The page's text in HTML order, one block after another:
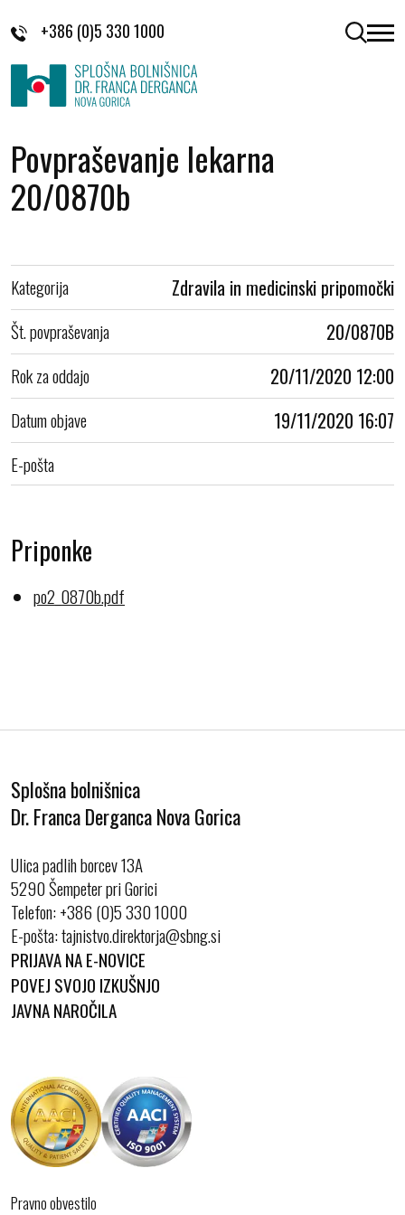
+386 (0)5 330 1000 odpri
Povpraševanje lekarna
20/0870b
Kategorija Zdravila in medicinski pripomočki
Št. povpraševanja 20/0870B
Rok za oddajo 20/11/2020 12:00
Datum objave 19/11/2020 16:07
E-pošta
Priponke
po2_0870b.pdf
Splošna bolnišnica
Dr. Franca Derganca Nova Gorica
Ulica padlih borcev 13A
5290 Šempeter pri Gorici
Telefon:+386 (0)5 330 1000
E-pošta:
PRIJAVA NA E-NOVICE
POVEJ SVOJO IZKUŠNJO
JAVNA NAROČILA
Pravno obvestilo